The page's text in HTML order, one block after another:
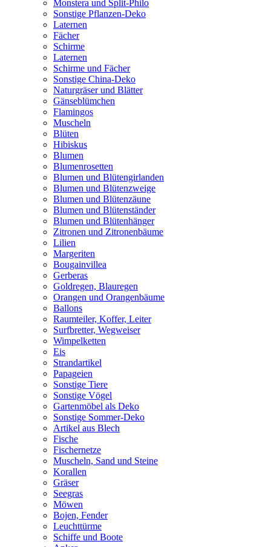
Monstera und Split-Philo
Sonstige Pflanzen-Deko
Laternen
Fächer
Schirme
Laternen
Schirme und Fächer
Sonstige China-Deko
Naturgräser und Blätter
Gänseblümchen
Flamingos
Muscheln
Blüten
Hibiskus
Blumen
Blumenrosetten
Blumen und Blütengirlanden
Blumen und Blütenzweige
Blumen und Blütenzäune
Blumen und Blütenständer
Blumen und Blütenhänger
Zitronen und Zitronenbäume
Lilien
Margeriten
Bougainvillea
Gerberas
Goldregen, Blauregen
Orangen und Orangenbäume
Ballons
Raumteiler, Koffer, Leiter
Surfbretter, Wegweiser
Wimpelketten
Eis
Strandartikel
Papageien
Sonstige Tiere
Sonstige Vögel
Gartenmöbel als Deko
Sonstige Sommer-Deko
Artikel aus Blech
Fische
Fischernetze
Muscheln, Sand und Steine
Korallen
Gräser
Seegras
Möwen
Bojen, Fender
Leuchttürme
Schiffe und Boote